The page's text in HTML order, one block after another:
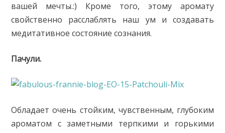
вашей мечты.:) Кроме того, этому аромату
свойственно расслаблять наш ум и создавать
медитативное состояние сознания.
Пачули.
Обладает очень стойким, чувственным, глубоким
ароматом с заметными терпкими и горькими